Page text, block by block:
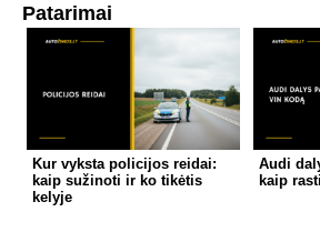
Patarimai
Kur vyksta policijos reidai:
kaip sužinoti ir ko tikėtis
kelyje
Audi
kaip